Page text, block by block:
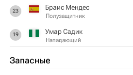
23 Браис Мендес
Полузащитник
19 Умар Садик
Нападающий
Запасные